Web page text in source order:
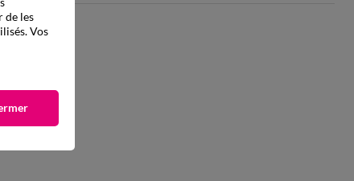
de les
Vos